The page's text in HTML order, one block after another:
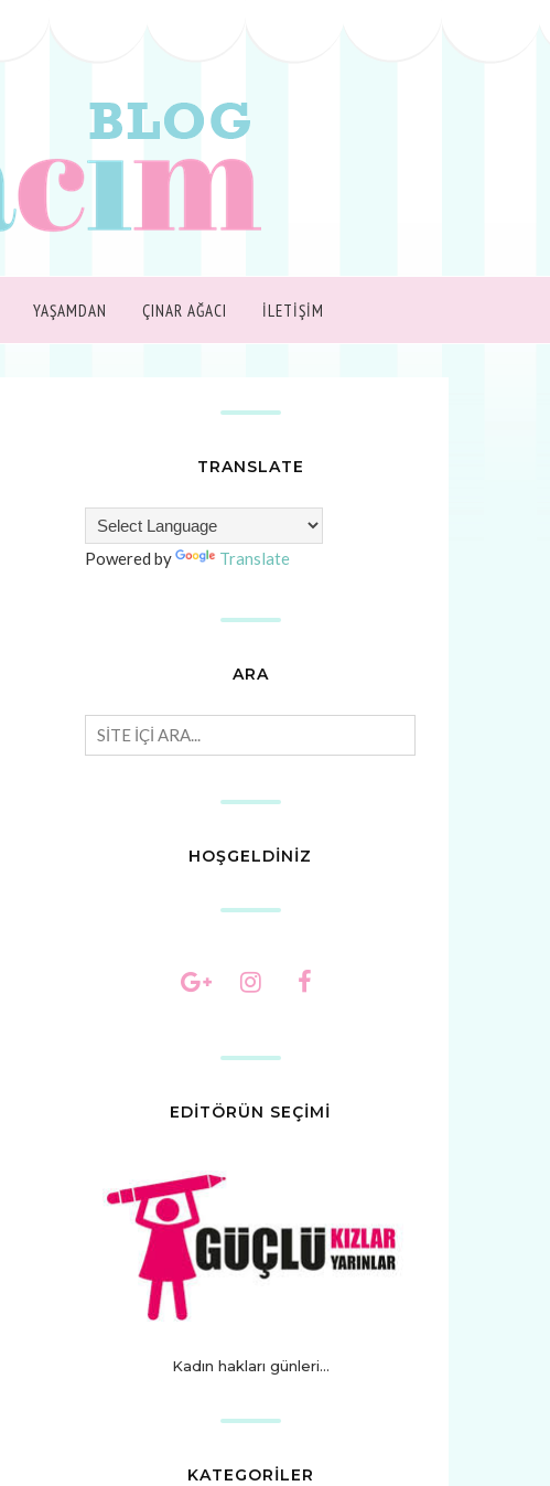
YAŞAMDAN ÇINAR AĞACI İLETİŞİM
TRANSLATE
Powered by Translate
ARA
HOŞGELDİNİZ
EDİTÖRÜN SEÇİMİ
Kadın hakları günleri...
KATEGORİLER